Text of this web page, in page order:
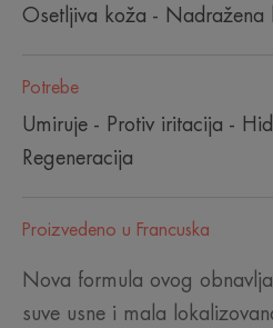
Osetljiva koža - Nadražena
Potrebe
Umiruje - Protiv iritacija -
Regeneracija
Proizvedeno u Francuska
Nova formula ovog
suve usne i mala